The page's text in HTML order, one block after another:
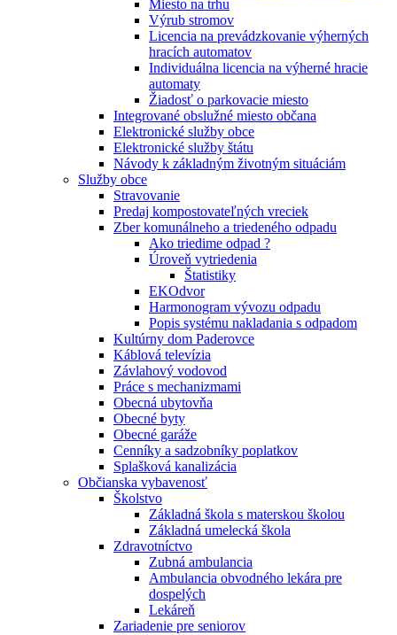
Miesto na trhu
Výrub stromov
Licencia na prevádzkovanie výherných
hracích automatov
Individuálna licencia na výherné hracie
automaty
Žiadosť o parkovacie miesto
Integrované obslužné miesto občana
Elektronické služby obce
Elektronické služby štátu
Návody k základným životným situáciám
Služby obce
Stravovanie
Predaj kompostovateľných vreciek
Zber komunálneho a triedeného odpadu
Ako triedime odpad ?
Úroveň vytriedenia
Štatistiky
EKOdvor
Harmonogram vývozu odpadu
Popis systému nakladania s odpadom
Kultúrny dom Paderovce
Káblová televízia
Závlahový vodovod
Práce s mechanizmami
Obecná ubytovňa
Obecné byty
Obecné garáže
Cenníky a sadzobníky poplatkov
Splašková kanalizácia
Občianska vybavenosť
Školstvo
Základná škola s materskou školou
Základná umelecká škola
Zdravotníctvo
Zubná ambulancia
Ambulancia obvodného lekára pre
dospelých
Lekáreň
Zariadenie pre seniorov